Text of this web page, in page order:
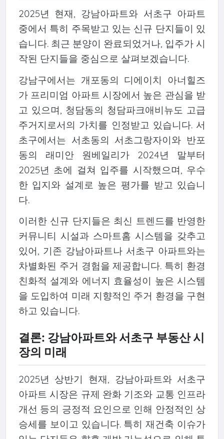
2025년 현재, 강남아파트와 서초구 아파트
중에서 특히 주목받고 있는 신규 단지들이 있
습니다. 최근 분양이 완료되었거나, 입주가 시
작된 단지들을 중심으로 살펴보겠습니다.
강남구에서는 개포동의 디에이치 아너힐즈
가 프리미엄 아파트 시장에서 높은 관심을 받
고 있으며, 청담동의 청담파크애비뉴도 고급
주거지로서의 가치를 인정받고 있습니다. 서
초구에서는 서초동의 서초그랑자이와 반포
동의 래미안 원베일리가 2024년 말부터
2025년 초에 걸쳐 입주를 시작했으며, 우수
한 입지와 설계로 높은 평가를 받고 있습니
다.
이러한 신규 단지들은 최신 트렌드를 반영한
커뮤니티 시설과 스마트홈 시스템을 갖추고
있어, 기존 강남아파트나 서초구 아파트와는
차별화된 주거 경험을 제공합니다. 특히 환경
친화적 설계와 에너지 효율성이 높은 시스템
을 도입하여 미래 지향적인 주거 환경을 구현
하고 있습니다.
결론: 강남아파트와 서초구 부동산 시
장의 미래
2025년 상반기 현재, 강남아파트와 서초구
아파트 시장은 규제 완화 기조와 교통 인프라
개선 등의 긍정적 요인으로 인해 안정적인 상
승세를 보이고 있습니다. 특히 재건축 이슈가